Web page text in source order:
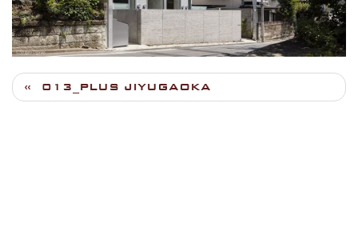
013_PLUS JIYUGAOKA